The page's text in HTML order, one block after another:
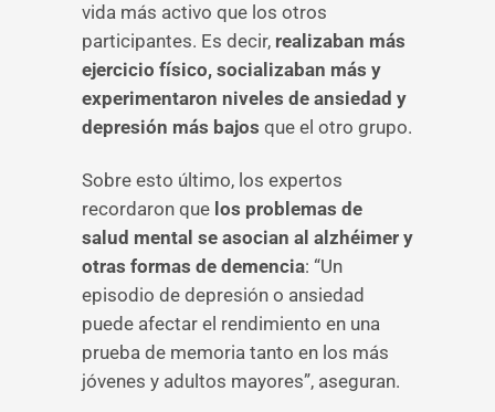
vida más activo que los otros
participantes. Es decir, realizaban más
ejercicio físico, socializaban más y
experimentaron niveles de ansiedad y
depresión más bajos que el otro grupo.
Sobre esto último, los expertos
recordaron que los problemas de
salud mental se asocian al alzhéimer y
otras formas de demencia: “Un
episodio de depresión o ansiedad
puede afectar el rendimiento en una
prueba de memoria tanto en los más
jóvenes y adultos mayores”, aseguran.